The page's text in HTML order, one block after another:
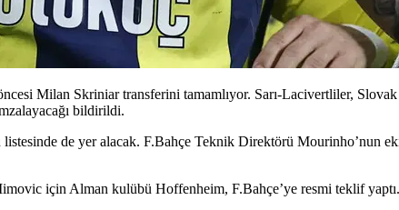
Milan Skriniar transferini tamamlıyor. Sarı-Lacivertliler,
bildirildi.
de yer alacak. F.Bahçe Teknik Direktörü Mourinho’nun
için Alman kulübü Hoffenheim, F.Bahçe’ye resmi teklif